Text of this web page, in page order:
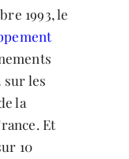
1993, le
sur les
la
Et
10